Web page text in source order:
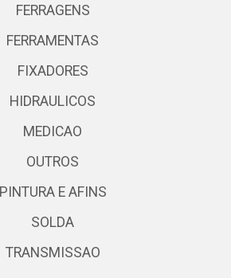
FERRAGENS
FERRAMENTAS
FIXADORES
HIDRAULICOS
MEDICAO
OUTROS
PINTURA E AFINS
SOLDA
TRANSMISSAO